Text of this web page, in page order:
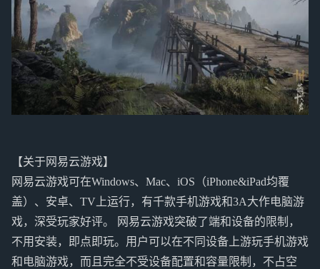
【关于网易云游戏】
网易云游戏可在Windows、Mac、iOS（iPhone&iPad均覆
盖）、安卓、TV上运行，有千款手机游戏和3A大作电脑游
戏，深受玩家好评。 网易云游戏突破了端和设备的限制，
不用安装，即点即玩。用户可以在不同设备上游玩手机游戏
和电脑游戏，而且完全不受设备配置和容量限制，不占空